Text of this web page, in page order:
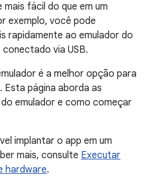
fácil do que em um
exemplo, você pode
rapidamente ao emulador do
via USB.
é a melhor opção para
página aborda as
emulador e como começar
implantar o app em um
mais, consulte Executar
hardware.